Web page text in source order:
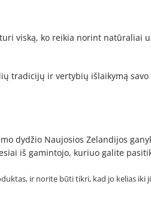
viską, ko reikia norint natūraliai
tradicijų ir vertybių išlaikymą
dydžio Naujosios Zelandijos
iš gamintojo, kuriuo galite
ir norite būti tikri, kad jo kelias iki